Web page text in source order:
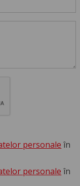
personale în
personale în